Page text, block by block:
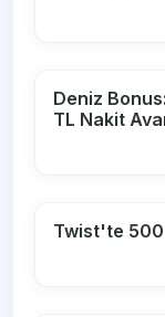
Deniz
TL Nakit
Twist'te 500